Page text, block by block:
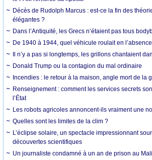
Décès de Rudolph Marcus : est-ce la fin des
élégantes ?
Dans l’Antiquité, les Grecs n’étaient pas tous
De 1940 à 1944, quel véhicule roulait en
Il n’y a pas si longtemps, les grillons chantaient
Donald Trump ou la contagion du mal ordinaire
Incendies : le retour à la maison, angle mort de la
Renseignement : comment les services secrets
l’État
Les robots agricoles annoncent-ils vraiment une
Quelles sont les limites de la clim ?
L’éclipse solaire, un spectacle impressionnant
découvertes scientifiques
Un journaliste condamné à un an de prison au Mali